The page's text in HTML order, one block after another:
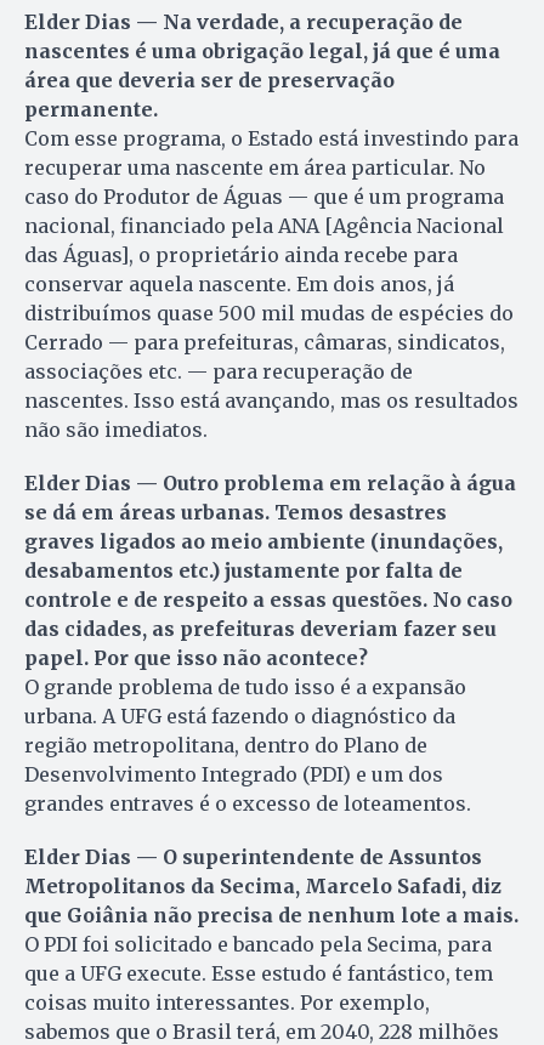
Elder Dias — Na verdade, a recuperação de
nascentes é uma obrigação legal, já que é uma
área que deveria ser de preservação
permanente.
Com esse programa, o Estado está investindo para
recuperar uma nascente em área particular. No
caso do Produtor de Águas — que é um programa
nacional, financiado pela ANA [Agência Nacional
das Águas], o proprietário ainda recebe para
conservar aquela nascente. Em dois anos, já
distribuímos quase 500 mil mudas de espécies do
Cerrado — para prefeituras, câmaras, sindicatos,
associações etc. — para recuperação de
nascentes. Isso está avançando, mas os resultados
não são imediatos.
Elder Dias — Outro problema em relação à água
se dá em áreas urbanas. Temos desastres
graves ligados ao meio ambiente (inundações,
desabamentos etc.) justamente por falta de
controle e de respeito a essas questões. No caso
das cidades, as prefeituras deveriam fazer seu
papel. Por que isso não acontece?
O grande problema de tudo isso é a expansão
urbana. A UFG está fazendo o diagnóstico da
região metropolitana, dentro do Plano de
Desenvolvimento Integrado (PDI) e um dos
grandes entraves é o excesso de loteamentos.
Elder Dias — O superintendente de Assuntos
Metropolitanos da Secima, Marcelo Safadi, diz
que Goiânia não precisa de nenhum lote a mais.
O PDI foi solicitado e bancado pela Secima, para
que a UFG execute. Esse estudo é fantástico, tem
coisas muito interessantes. Por exemplo,
sabemos que o Brasil terá, em 2040, 228 milhões